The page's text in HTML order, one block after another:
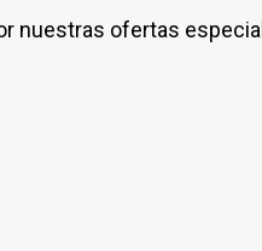
nuestras ofertas